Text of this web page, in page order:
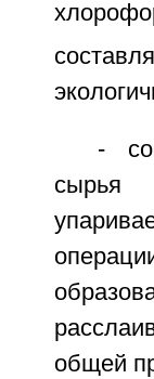
-
сырья
общей